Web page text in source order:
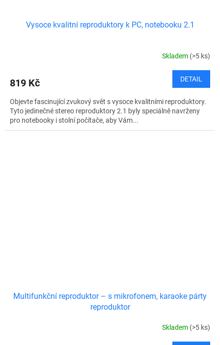
Vysoce kvalitní reproduktory k PC, notebooku 2.1
Skladem (>5 ks)
819 Kč DETAIL
Objevte fascinující zvukový svět s vysoce kvalitními reproduktory.
Tyto jedinečné stereo reproduktory 2.1 byly speciálně navrženy
pro notebooky i stolní počítače, aby Vám...
Multifunkční reproduktor – s mikrofonem, karaoke párty
reproduktor
Skladem (>5 ks)